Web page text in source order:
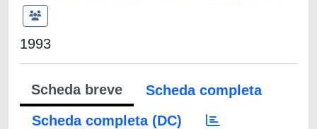
1993
Scheda breve
Scheda completa
Scheda completa (DC)